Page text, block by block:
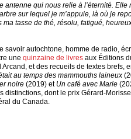
antenne qui nous relie à l’éternité.
sur lequel je m’appuie, là où je
tasse de thé, résolu, fatigué,
savoir autochtone, homme de radio,
une quinzaine de livres aux Éditions
et des recueils de textes brefs,
au temps des mammouths laineux
noire (2019) et Un café avec Marie
distinctions, dont le prix Gérard-
du Canada.